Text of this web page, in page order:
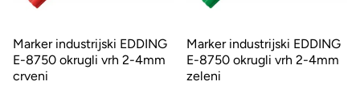
Marker industrijski EDDING
E-8750 okrugli vrh 2-4mm
crveni
Marker industrijski EDDING
E-8750 okrugli vrh 2-4mm
zeleni